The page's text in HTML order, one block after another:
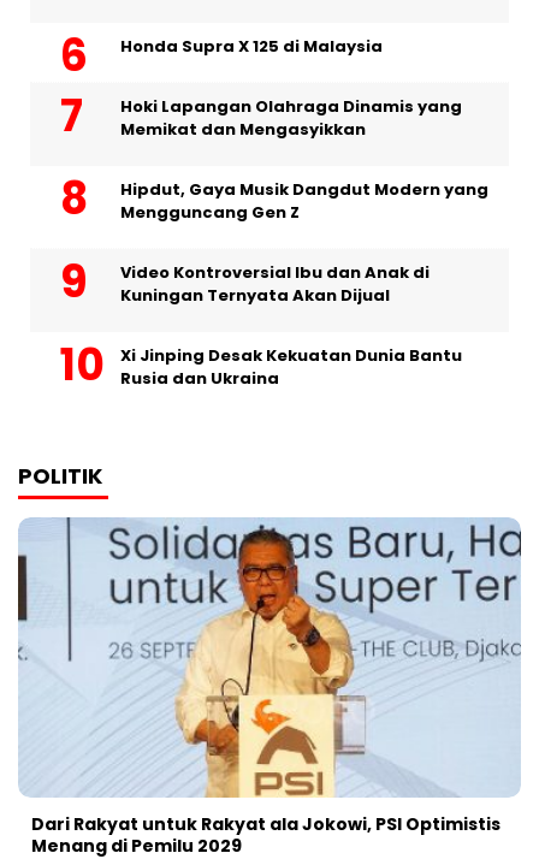
Honda Supra X 125 di Malaysia
Hoki Lapangan Olahraga Dinamis yang
Memikat dan Mengasyikkan
Hipdut, Gaya Musik Dangdut Modern yang
Mengguncang Gen Z
Video Kontroversial Ibu dan Anak di
Kuningan Ternyata Akan Dijual
Xi Jinping Desak Kekuatan Dunia Bantu
Rusia dan Ukraina
POLITIK
Dari Rakyat untuk Rakyat ala Jokowi, PSI Optimistis
Menang di Pemilu 2029